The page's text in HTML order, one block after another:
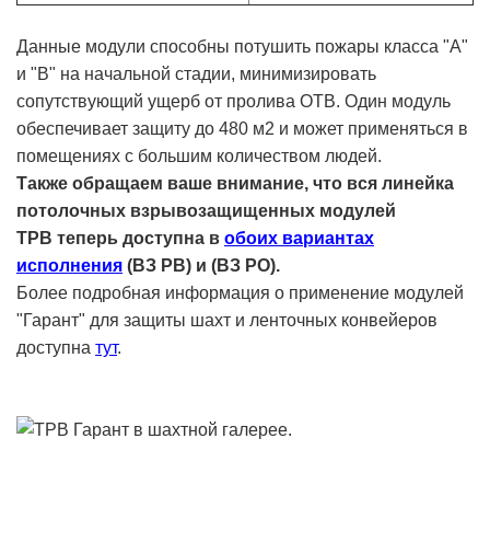
Данные модули способны потушить пожары класса "А"
и "В" на начальной стадии, минимизировать
сопутствующий ущерб от пролива ОТВ. Один модуль
обеспечивает защиту до 480 м2 и может применяться в
помещениях с большим количеством людей.
Также обращаем ваше внимание, что вся линейка
потолочных взрывозащищенных модулей
ТРВ теперь доступна в обоих вариантах
исполнения (ВЗ РВ) и (ВЗ РО).
Более подробная информация о применение модулей
"Гарант" для защиты шахт и ленточных конвейеров
доступна тут.